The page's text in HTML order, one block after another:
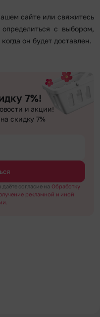
сайте или свяжитесь
с выбором,
он будет доставлен.
7%!
и акции!
скидку 7%
согласие на Обработку
рекламной и иной